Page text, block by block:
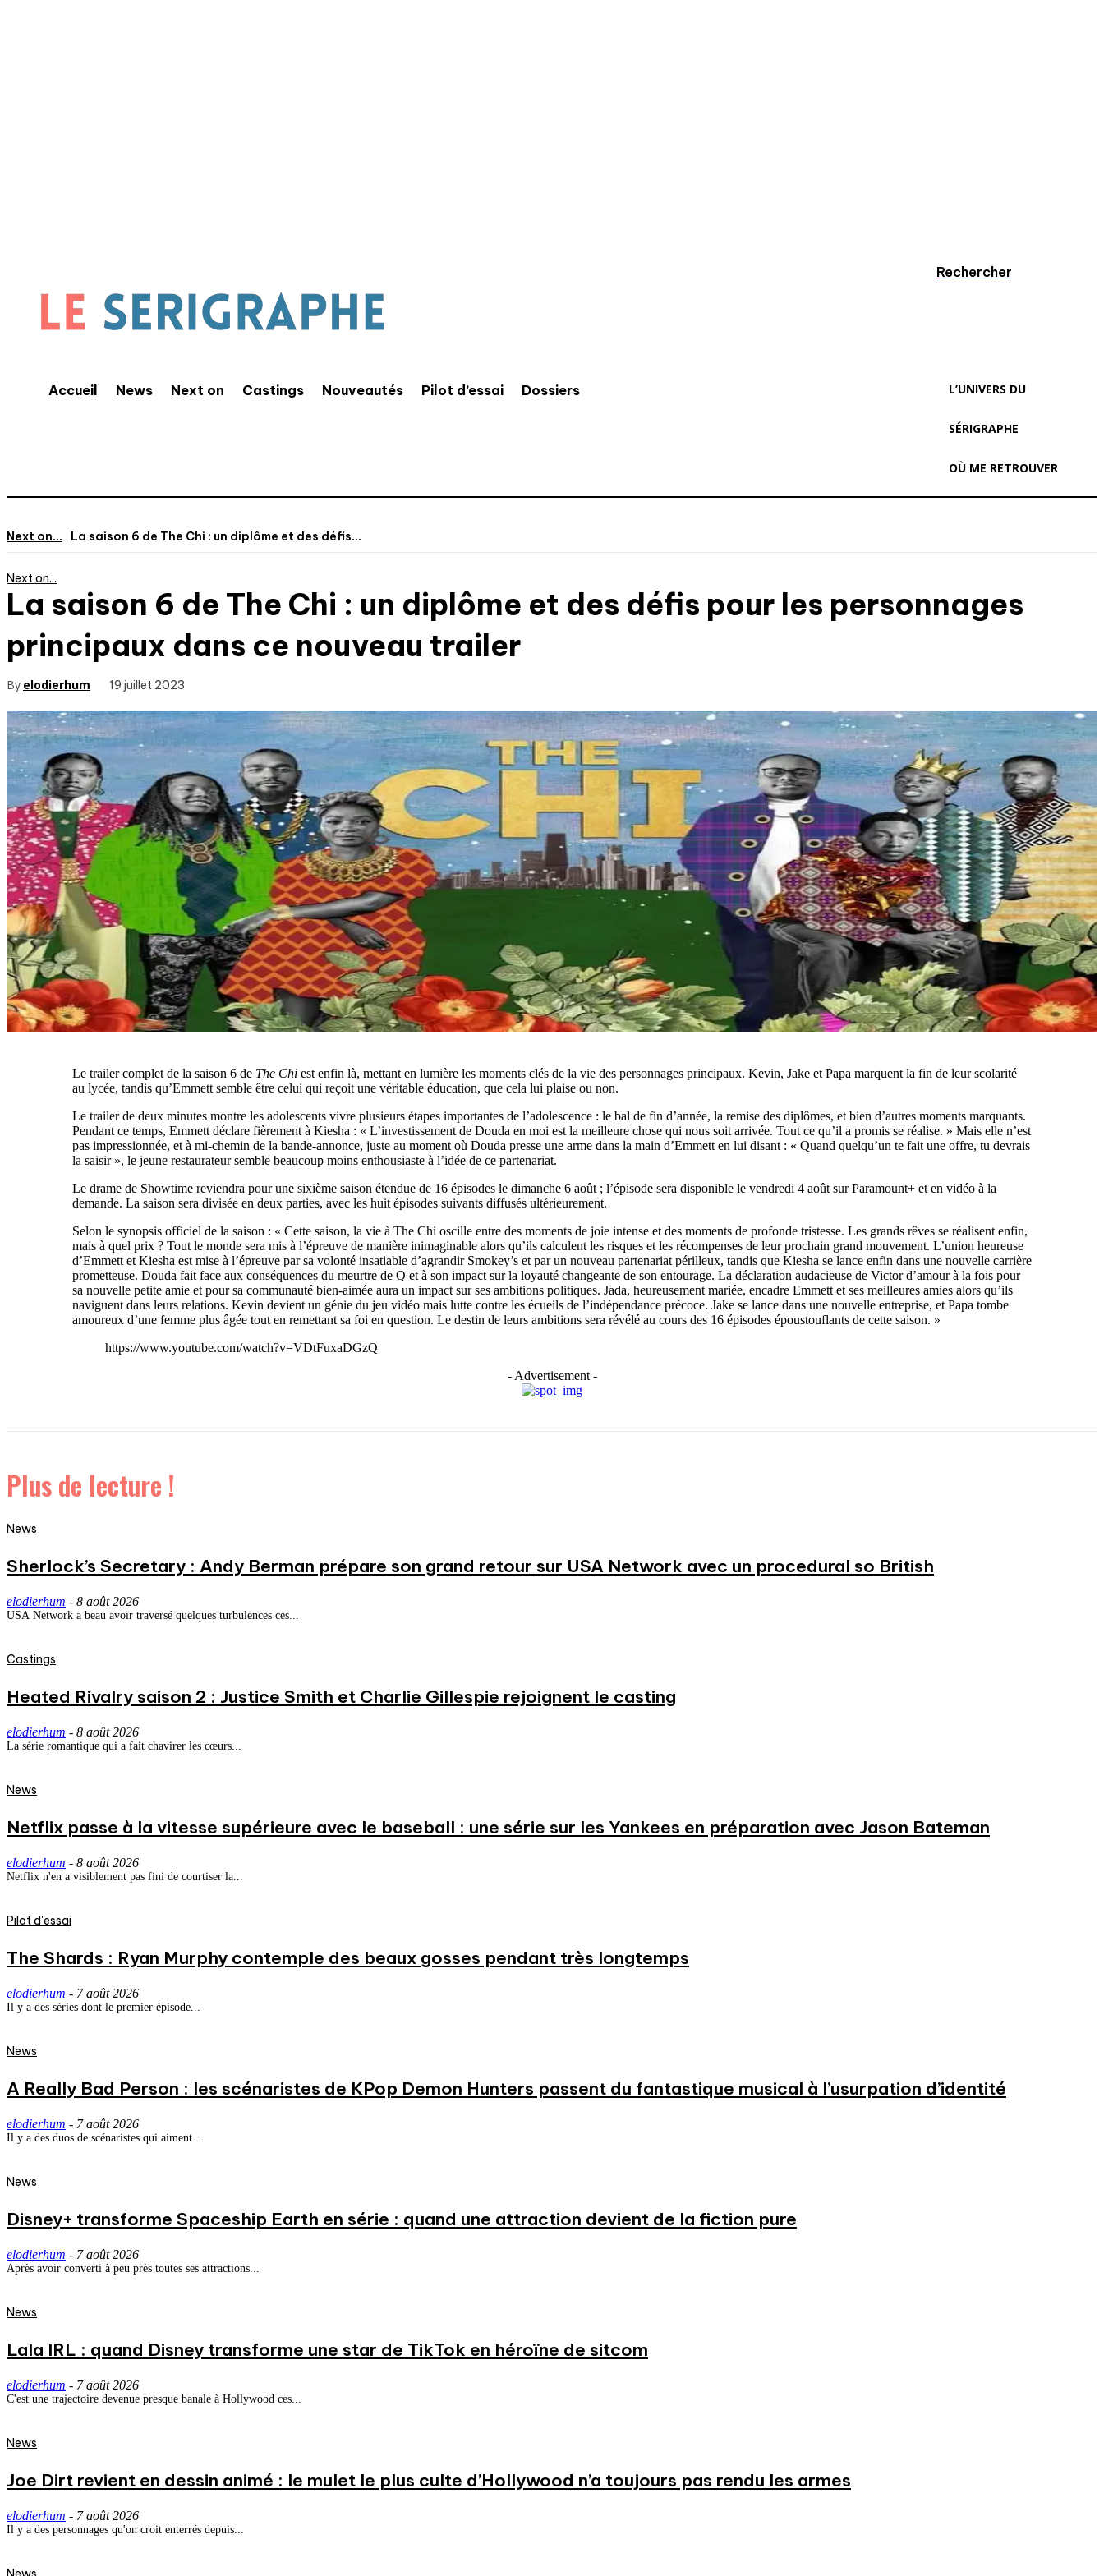
Accueil News Next on Castings Nouveautés Pilot d’essai Dossiers
Rechercher
L’UNIVERS DU
SÉRIGRAPHE
OÙ ME RETROUVER
Next on... La saison 6 de The Chi : un diplôme et des défis...
Next on...
La saison 6 de The Chi : un diplôme et des défis pour les personnages
principaux dans ce nouveau trailer
By elodierhum 19 juillet 2023
Le trailer complet de la saison 6 de The Chi est enfin là, mettant en lumière les moments clés de la vie des personnages principaux. Kevin, Jake et Papa marquent la fin de leur scolarité
au lycée, tandis qu’Emmett semble être celui qui reçoit une véritable éducation, que cela lui plaise ou non.
Le trailer de deux minutes montre les adolescents vivre plusieurs étapes importantes de l’adolescence : le bal de fin d’année, la remise des diplômes, et bien d’autres moments marquants.
Pendant ce temps, Emmett déclare fièrement à Kiesha : « L’investissement de Douda en moi est la meilleure chose qui nous soit arrivée. Tout ce qu’il a promis se réalise. » Mais elle n’est
pas impressionnée, et à mi-chemin de la bande-annonce, juste au moment où Douda presse une arme dans la main d’Emmett en lui disant : « Quand quelqu’un te fait une offre, tu devrais
la saisir », le jeune restaurateur semble beaucoup moins enthousiaste à l’idée de ce partenariat.
Le drame de Showtime reviendra pour une sixième saison étendue de 16 épisodes le dimanche 6 août ; l’épisode sera disponible le vendredi 4 août sur Paramount+ et en vidéo à la
demande. La saison sera divisée en deux parties, avec les huit épisodes suivants diffusés ultérieurement.
Selon le synopsis officiel de la saison : « Cette saison, la vie à The Chi oscille entre des moments de joie intense et des moments de profonde tristesse. Les grands rêves se réalisent enfin,
mais à quel prix ? Tout le monde sera mis à l’épreuve de manière inimaginable alors qu’ils calculent les risques et les récompenses de leur prochain grand mouvement. L’union heureuse
d’Emmett et Kiesha est mise à l’épreuve par sa volonté insatiable d’agrandir Smokey’s et par un nouveau partenariat périlleux, tandis que Kiesha se lance enfin dans une nouvelle carrière
prometteuse. Douda fait face aux conséquences du meurtre de Q et à son impact sur la loyauté changeante de son entourage. La déclaration audacieuse de Victor d’amour à la fois pour
sa nouvelle petite amie et pour sa communauté bien-aimée aura un impact sur ses ambitions politiques. Jada, heureusement mariée, encadre Emmett et ses meilleures amies alors qu’ils
naviguent dans leurs relations. Kevin devient un génie du jeu vidéo mais lutte contre les écueils de l’indépendance précoce. Jake se lance dans une nouvelle entreprise, et Papa tombe
amoureux d’une femme plus âgée tout en remettant sa foi en question. Le destin de leurs ambitions sera révélé au cours des 16 épisodes époustouflants de cette saison. »
https://www.youtube.com/watch?v=VDtFuxaDGzQ
- Advertisement -
Plus de lecture !
News
Sherlock’s Secretary : Andy Berman prépare son grand retour sur USA Network avec un procedural so British
elodierhum - 8 août 2026
USA Network a beau avoir traversé quelques turbulences ces...
Castings
Heated Rivalry saison 2 : Justice Smith et Charlie Gillespie rejoignent le casting
elodierhum - 8 août 2026
La série romantique qui a fait chavirer les cœurs...
News
Netflix passe à la vitesse supérieure avec le baseball : une série sur les Yankees en préparation avec Jason Bateman
elodierhum - 8 août 2026
Netflix n'en a visiblement pas fini de courtiser la...
Pilot d'essai
The Shards : Ryan Murphy contemple des beaux gosses pendant très longtemps
elodierhum - 7 août 2026
Il y a des séries dont le premier épisode...
News
A Really Bad Person : les scénaristes de KPop Demon Hunters passent du fantastique musical à l’usurpation d’identité
elodierhum - 7 août 2026
Il y a des duos de scénaristes qui aiment...
News
Disney+ transforme Spaceship Earth en série : quand une attraction devient de la fiction pure
elodierhum - 7 août 2026
Après avoir converti à peu près toutes ses attractions...
News
Lala IRL : quand Disney transforme une star de TikTok en héroïne de sitcom
elodierhum - 7 août 2026
C'est une trajectoire devenue presque banale à Hollywood ces...
News
Joe Dirt revient en dessin animé : le mulet le plus culte d’Hollywood n’a toujours pas rendu les armes
elodierhum - 7 août 2026
Il y a des personnages qu'on croit enterrés depuis...